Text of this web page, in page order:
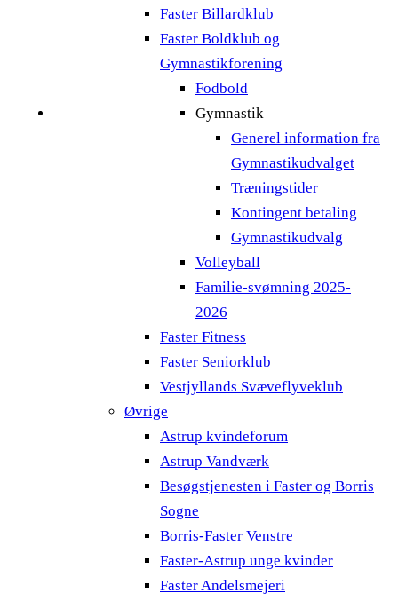
Faster Billardklub
Faster Boldklub og
Gymnastikforening
Fodbold
Gymnastik
Generel information fra
Gymnastikudvalget
Træningstider
Kontingent betaling
Gymnastikudvalg
Volleyball
Familie-svømning 2025-
2026
Faster Fitness
Faster Seniorklub
Vestjyllands Svæveflyveklub
Øvrige
Astrup kvindeforum
Astrup Vandværk
Besøgstjenesten i Faster og Borris
Sogne
Borris-Faster Venstre
Faster-Astrup unge kvinder
Faster Andelsmejeri